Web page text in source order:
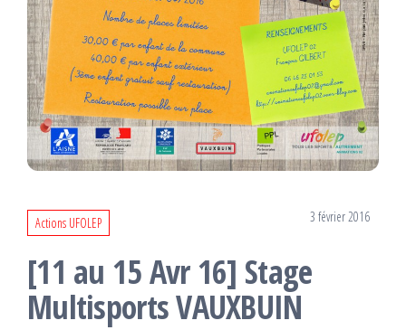
Actions UFOLEP 3 février 2016
[11 au 15 Avr 16] Stage
Multisports VAUXBUIN